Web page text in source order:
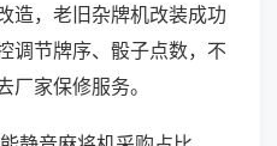
造，老旧杂牌机改装成功
调节牌序、骰子点数，不
厂家保修服务。